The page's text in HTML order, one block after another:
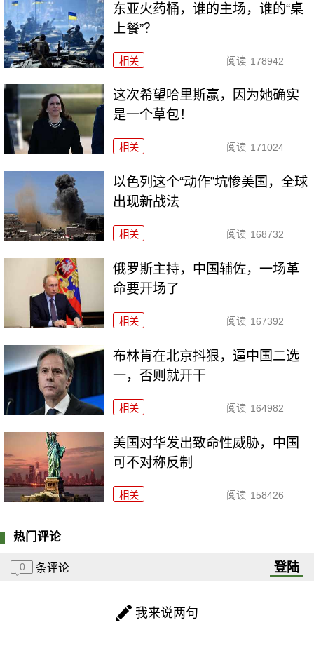
东亚火药桶，谁的主场，谁的“桌
上餐”？
相关 阅读 178942
这次希望哈里斯赢，因为她确实
是一个草包！
相关 阅读 171024
以色列这个“动作”坑惨美国，全球
出现新战法
相关 阅读 168732
俄罗斯主持，中国辅佐，一场革
命要开场了
相关 阅读 167392
布林肯在北京抖狠，逼中国二选
一，否则就开干
相关 阅读 164982
美国对华发出致命性威胁，中国
可不对称反制
相关 阅读 158426
热门评论
0 条评论 登陆
我来说两句